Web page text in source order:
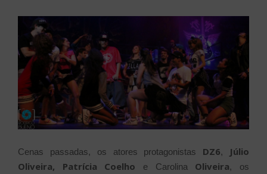
Cenas passadas, os atores protagonistas DZ6,
Júlio
Oliveira, Patrícia Coelho e Carolina Oliveira, os